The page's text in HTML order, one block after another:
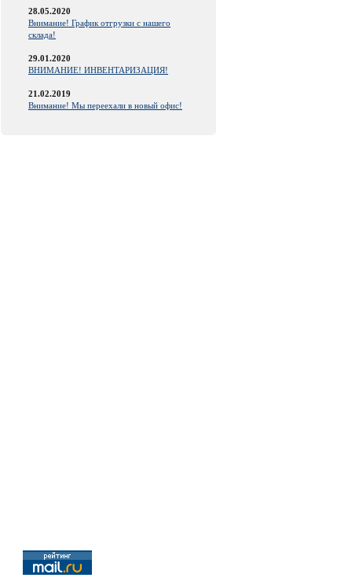
28.05.2020
Внимание! График отгрузки с нашего
склада!
29.01.2020
ВНИМАНИЕ! ИНВЕНТАРИЗАЦИЯ!
21.02.2019
Внимание! Мы переехали в новый офис!